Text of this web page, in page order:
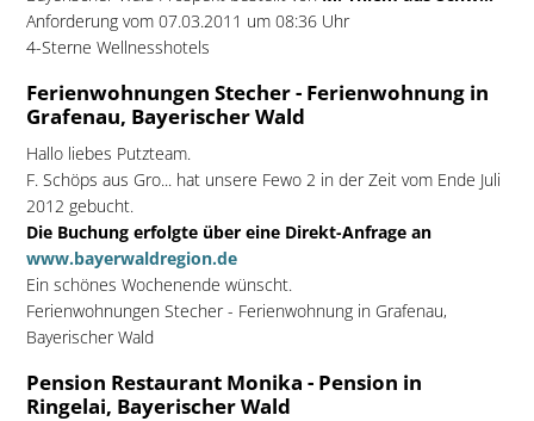
Anforderung vom 07.03.2011 um 08:36 Uhr
4-Sterne Wellnesshotels
Ferienwohnungen Stecher - Ferienwohnung in
Grafenau, Bayerischer Wald
Hallo liebes Putzteam.
F. Schöps aus Gro... hat unsere Fewo 2 in der Zeit vom Ende Juli
2012 gebucht.
Die Buchung erfolgte über eine Direkt-Anfrage an
www.bayerwaldregion.de
Ein schönes Wochenende wünscht.
Ferienwohnungen Stecher - Ferienwohnung in Grafenau,
Bayerischer Wald
Pension Restaurant Monika - Pension in
Ringelai, Bayerischer Wald